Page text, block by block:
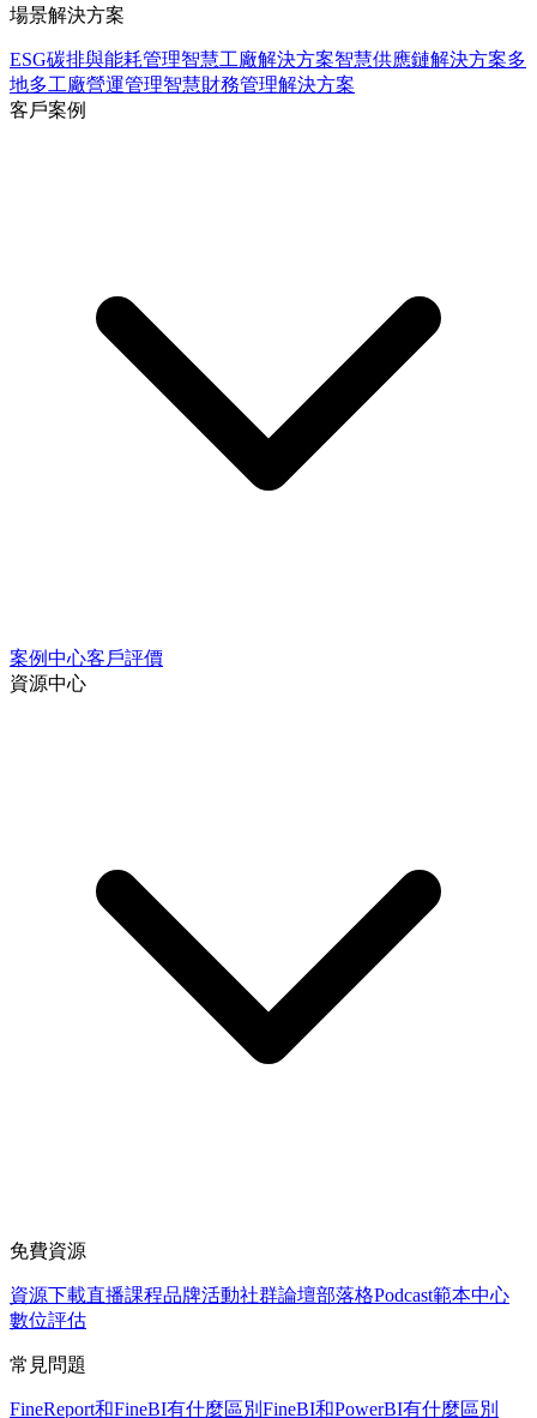
場景解決方案
ESG碳排與能耗管理智慧工廠解決方案智慧供應鏈解決方案多
地多工廠營運管理智慧財務管理解決方案
客戶案例
案例中心客戶評價
資源中心
免費資源
資源下載直播課程品牌活動社群論壇部落格Podcast範本中心
數位評估
常見問題
FineReport和FineBI有什麼區別 FineBI和PowerBI有什麼區別